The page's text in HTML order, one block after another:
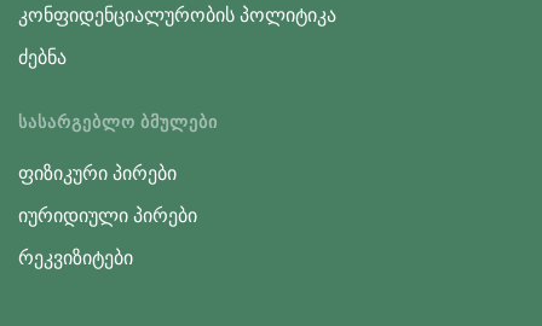
კონფიდენციალურობის პოლიტიკა
ძებნა
ᲡᲐᲡᲐᲠᲒᲔᲑᲚᲝ ᲑᲛᲣᲚᲔᲑᲘ
ფიზიკური პირები
იურიდიული პირები
რეკვიზიტები